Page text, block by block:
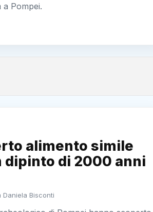
Pompei.
alimento simile
dipinto di 2000 anni
Daniela Bisconti